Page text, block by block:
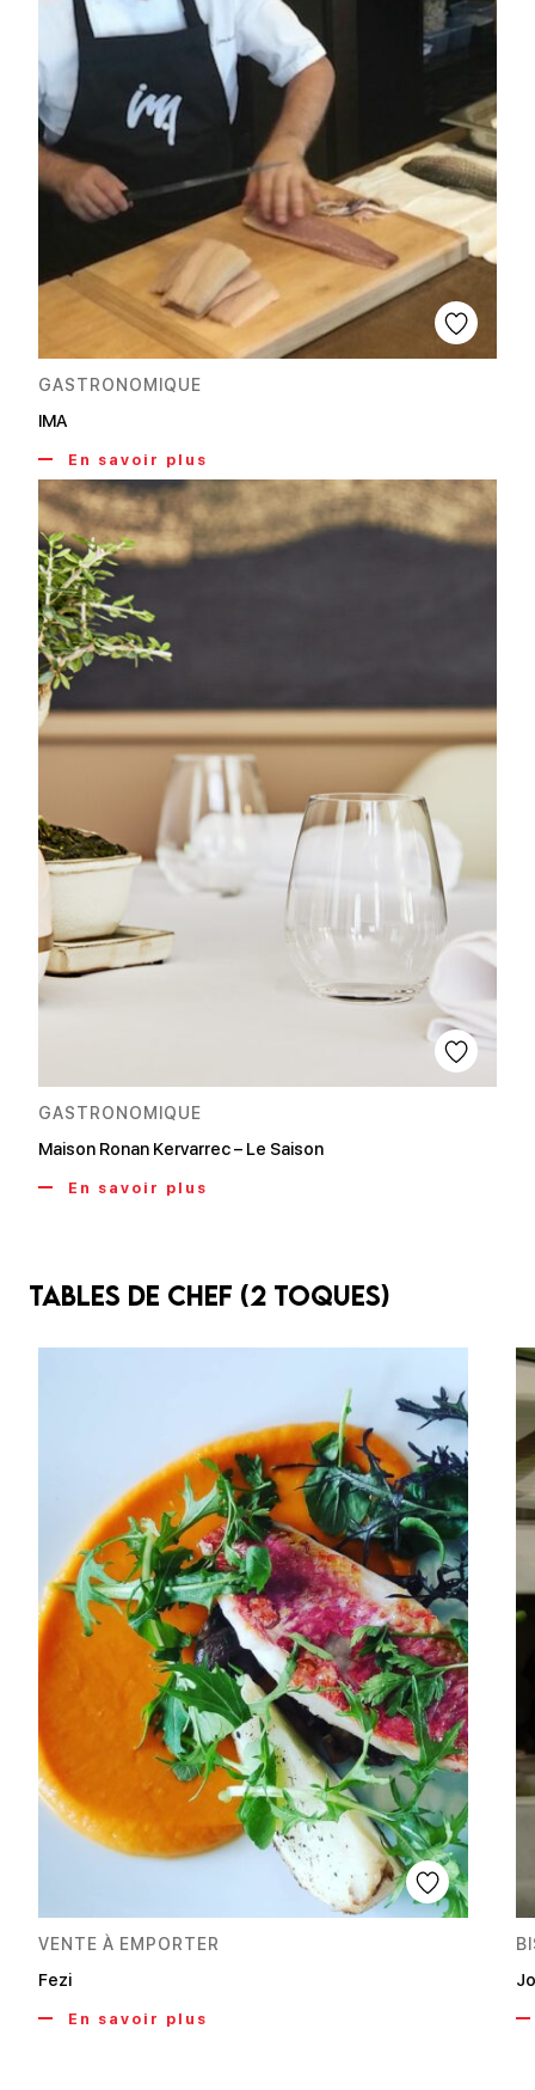
GASTRONOMIQUE
IMA
En savoir plus
GASTRONOMIQUE
Maison Ronan Kervarrec – Le Saison
En savoir plus
Tables de chef (2 toques)
VENTE À EMPORTER
Fezi
En savoir plus